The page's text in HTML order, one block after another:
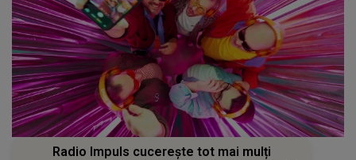
Radio Impuls cucerește tot mai mulți